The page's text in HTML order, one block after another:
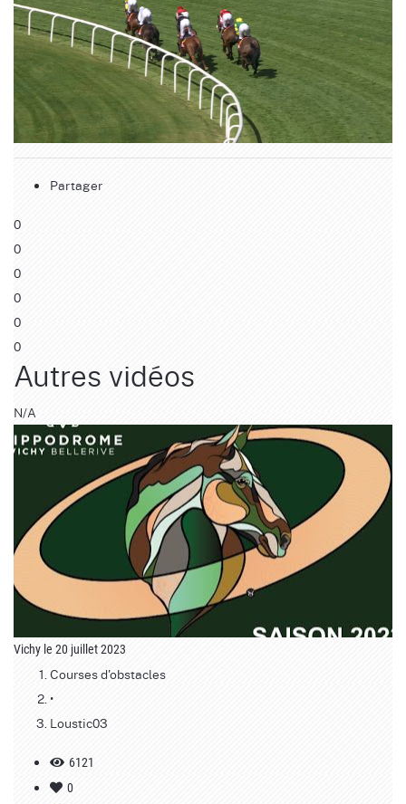
Partager
0
0
0
0
0
0
Autres vidéos
N/A
Vichy le 20 juillet 2023
Courses d'obstacles
•
Loustic03
6121
0